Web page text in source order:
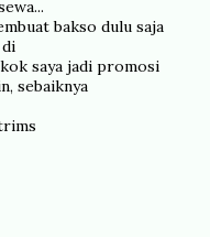
bakso dulu saja
saya jadi promosi
sebaiknya